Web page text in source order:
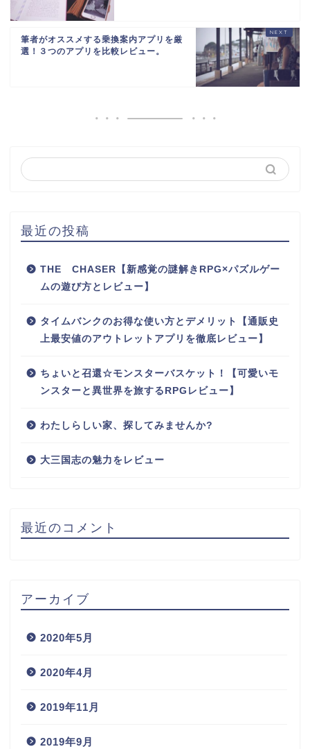
筆者がオススメする乗換案内アプリを厳
選！３つのアプリを比較レビュー。
最近の投稿
THE CHASER【新感覚の謎解きRPG×パズルゲー
ムの遊び方とレビュー】
タイムバンクのお得な使い方とデメリット【通販史
上最安値のアウトレットアプリを徹底レビュー】
ちょいと召還☆モンスターバスケット！【可愛いモ
ンスターと異世界を旅するRPGレビュー】
わたしらしい家、探してみませんか?
大三国志の魅力をレビュー
最近のコメント
アーカイブ
2020年5月
2020年4月
2019年11月
2019年9月